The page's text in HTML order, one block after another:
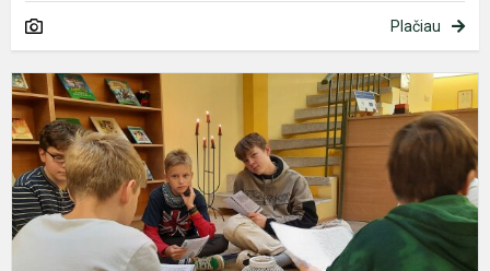
Plačiau